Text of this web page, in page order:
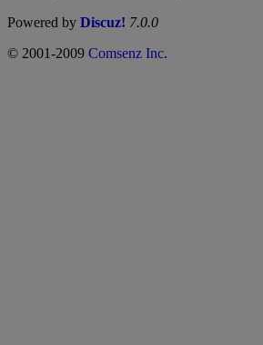
Powered by Discuz! 7.0.0
© 2001-2009 Comsenz Inc.